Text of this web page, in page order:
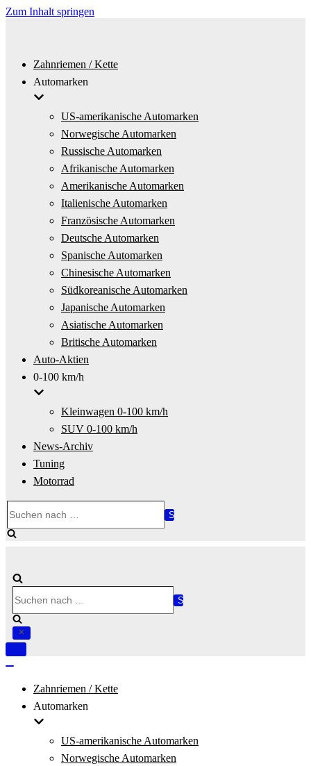
Zum Inhalt springen
Zahnriemen / Kette
Automarken
US-amerikanische Automarken
Norwegische Automarken
Russische Automarken
Afrikanische Automarken
Amerikanische Automarken
Italienische Automarken
Französische Automarken
Deutsche Automarken
Spanische Automarken
Chinesische Automarken
Südkoreanische Automarken
Japanische Automarken
Asiatische Automarken
Britische Automarken
Auto-Aktien
0-100 km/h
Kleinwagen 0-100 km/h
SUV 0-100 km/h
News-Archiv
Tuning
Motorrad
nach …
nach …
Navigation
Zahnriemen / Kette
Automarken
US-amerikanische Automarken
Norwegische Automarken